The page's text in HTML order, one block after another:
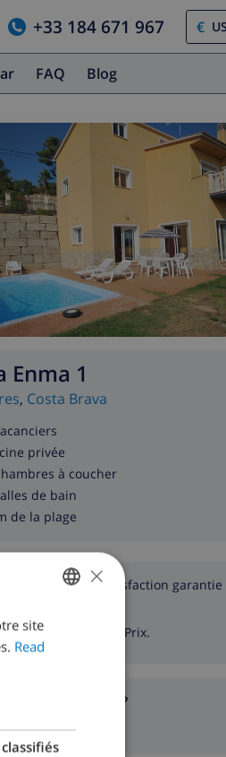
+33 184 671 967 €
FAQ Blog
Enma 1
, Costa Brava
privée
à coucher
de bain
de la plage
Profitez de notre Satisfaction garantie
de Meilleur Prix.
vous des questions?
un e-mail.
ENGLISH
DUTCH
GERMAN
×
site
Read